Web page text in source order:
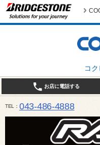
コ
お店に電話する
TEL 043-486-4888
平日9:30～18:30 日・祝日10:00～